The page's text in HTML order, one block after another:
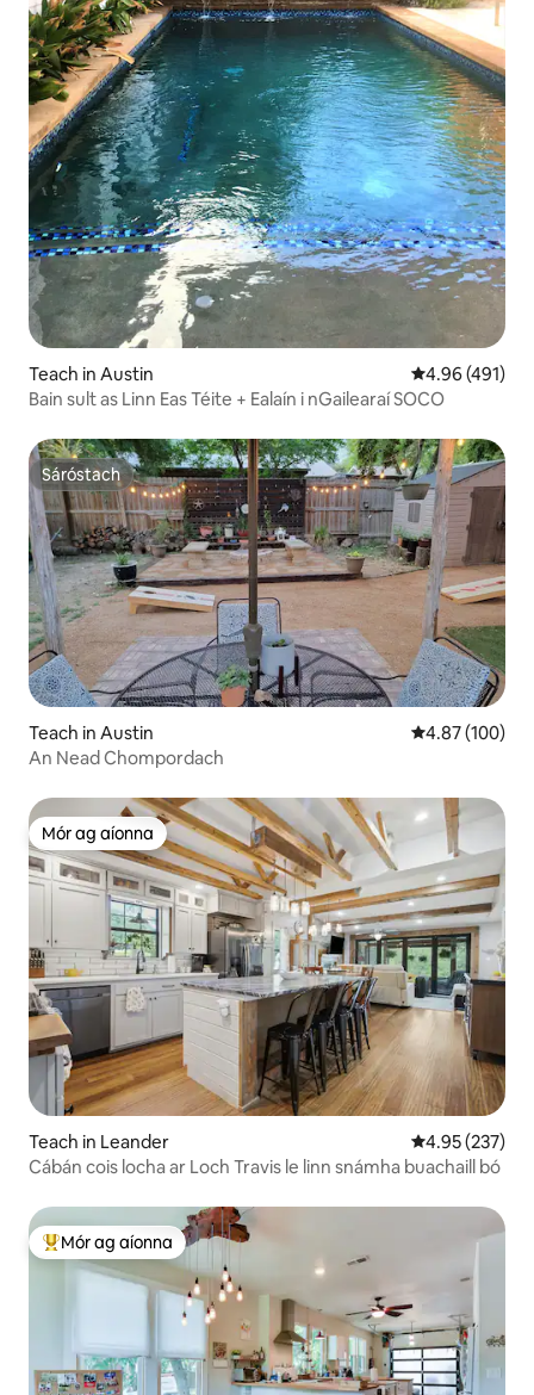
Teach in Austin Meánrátáil
4.96 (491)
Bain sult as Linn Eas Téite + Ealaín i nGailearaí SOCO
Sáróstach
Sáróstach
Teach in Austin Meánrátáil
4.87 (100)
An Nead Chompordach
Mór ag aíonna
Mór ag aíonna
Teach in Leander Meánrátáil
4.95 (237)
Cábán cois locha ar Loch Travis le linn snámha buachaill bó
An-mhór ag aíonna
Mór ag aíonna